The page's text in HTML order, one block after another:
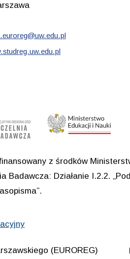
z środków
Działanie I.2.2.
(EUROREG)